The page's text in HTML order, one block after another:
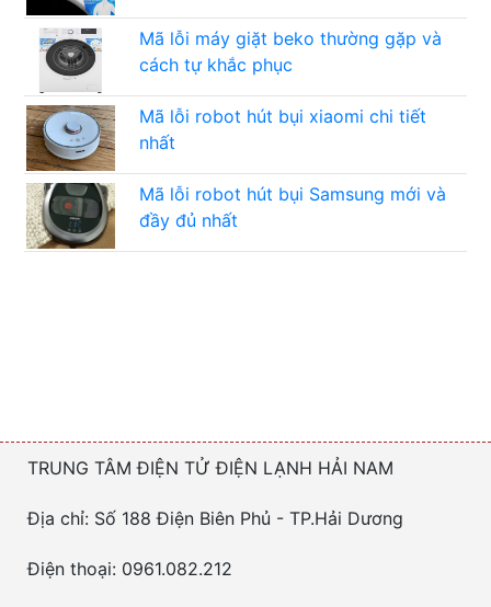
Mã lỗi máy giặt beko thường gặp và
cách tự khắc phục
Mã lỗi robot hút bụi xiaomi chi tiết
nhất
Mã lỗi robot hút bụi Samsung mới và
đầy đủ nhất
TRUNG TÂM ĐIỆN TỬ ĐIỆN LẠNH HẢI NAM
Địa chỉ: Số 188 Điện Biên Phủ - TP.Hải Dương
Điện thoại: 0961.082.212